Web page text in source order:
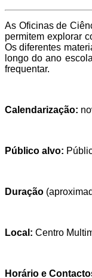
As Oficinas de
permitem explorar
Os diferentes
longo do ano
frequentar.
Calendarização:
Público alvo:
Duração
Local: Centro
Horário e